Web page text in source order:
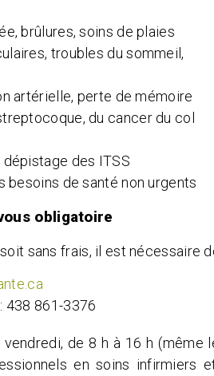
brûlures, soins de plaies
troubles du sommeil,
artérielle, perte de mémoire
du cancer du col
des ITSS
besoins de santé non urgents
obligatoire
sans frais, il est nécessaire
438 861-3376
vendredi, de 8 h à 16 h
en soins infirmiers